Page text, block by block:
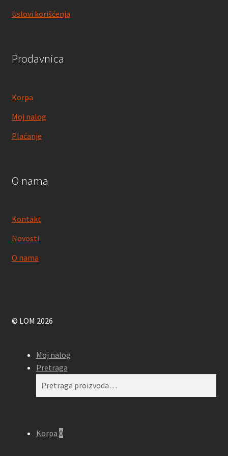
Uslovi korišćenja
Prodavnica
Korpa
Moj nalog
Plaćanje
O nama
Kontakt
Novosti
O nama
© LOM 2026
Moj nalog
Pretraga
Korpa 0